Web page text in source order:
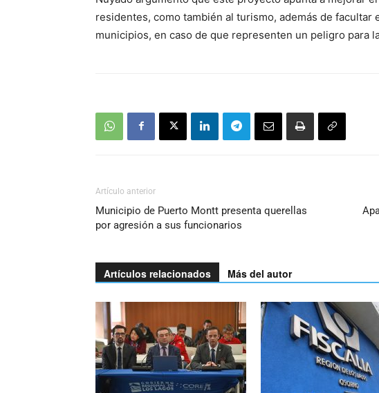
residentes, como también al turismo, además de facultar
municipios, en caso de que representen un peligro para
Artículo anterior
Municipio de Puerto Montt presenta querellas
por agresión a sus funcionarios
Artículos relacionados Más del autor